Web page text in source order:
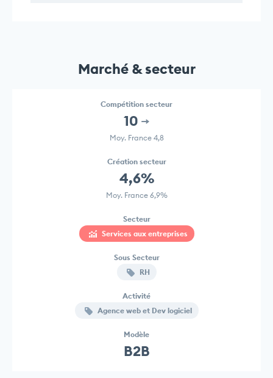
Marché & secteur
Compétition secteur
10
Moy. France 4,8
Création secteur
4,6%
Moy. France 6,9%
Secteur
Services aux entreprises
Sous Secteur
RH
Activité
Agence web et Dev logiciel
Modèle
B2B